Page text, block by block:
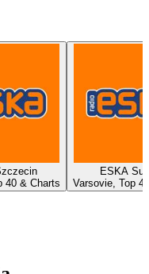
40 & Charts
ESKA
Varsovie, Top